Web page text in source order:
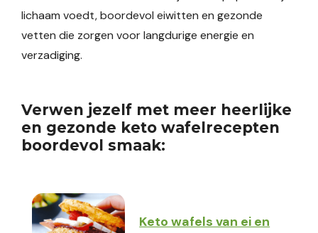
lichaam voedt, boordevol eiwitten en gezonde
vetten die zorgen voor langdurige energie en
verzadiging.
Verwen jezelf met meer heerlijke
en gezonde keto wafelrecepten
boordevol smaak:
Keto wafels van ei en